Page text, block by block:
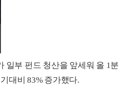
일부 펀드 청산을 앞세워 올 1분
대비 83% 증가했다.